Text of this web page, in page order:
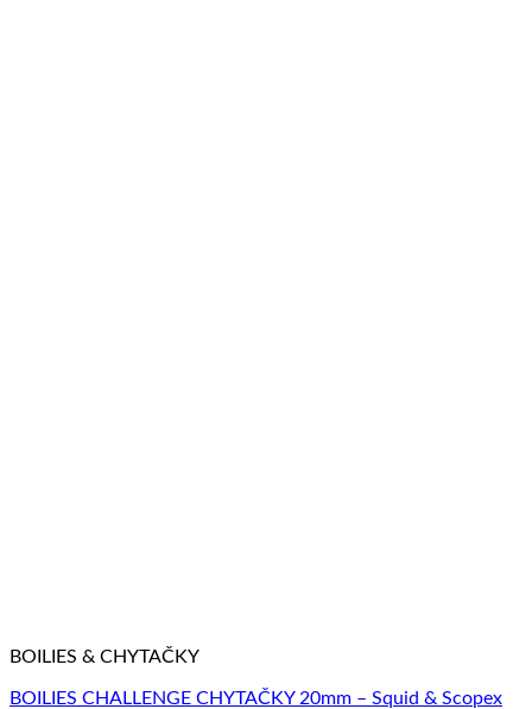
BOILIES & CHYTAČKY
BOILIES CHALLENGE CHYTAČKY 20mm – Squid & Scopex